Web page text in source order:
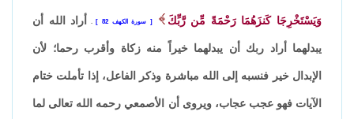
وَيَسْتَخْرِجَا كَنزَهُمَا رَحْمَةً مِّن رَّبِّكَ سورة الكهف 82 أراد الله أن
يبدلهما أراد ربك أن يبدلهما خيراً منه زكاة وأقرب رحما؛ لأن
الإبدال خير فنسبه إلى الله مباشرة وذكر الفاعل، إذا تأملت ختام
الآيات فهو عجب عجاب، ويروى أن الأصمعي رحمه الله تعالى لما